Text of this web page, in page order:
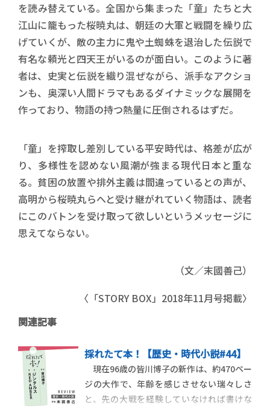
を読み替えている。全国から集まった「童」たちと大
江山に籠もった桜暁丸は、朝廷の大軍と戦闘を繰り広
げていくが、敵の主力に鬼や土蜘蛛を退治した伝説で
有名な頼光と四天王がいるのが面白い。このように著
者は、史実と伝説を織り混ぜながら、派手なアクショ
ンも、奥深い人間ドラマもあるダイナミックな展開を
作っており、物語の持つ熱量に圧倒されるはずだ。
「童」を搾取し差別している平安時代は、格差が広が
り、多様性を認めない風潮が強まる現代日本と重な
る。貧困の放置や排外主義は間違っているとの声が、
高明から桜暁丸らへと受け継がれていく物語は、読者
にこのバトンを受け取って欲しいというメッセージに
思えてならない。
（文／末國善己）
〈「STORY BOX」2018年11月号掲載〉
関連記事
採れたて本！【歴史・時代小説#44】
現在96歳の皆川博子の新作は、約470ペー
ジの大作で、年齢を感じさせない瑞々しさ
と、先の大戦を経験していなければ書けな